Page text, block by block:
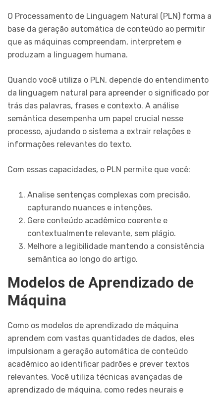
O Processamento de Linguagem Natural (PLN) forma a
base da geração automática de conteúdo ao permitir
que as máquinas compreendam, interpretem e
produzam a linguagem humana.
Quando você utiliza o PLN, depende do entendimento
da linguagem natural para apreender o significado por
trás das palavras, frases e contexto. A análise
semântica desempenha um papel crucial nesse
processo, ajudando o sistema a extrair relações e
informações relevantes do texto.
Com essas capacidades, o PLN permite que você:
Analise sentenças complexas com precisão,
capturando nuances e intenções.
Gere conteúdo acadêmico coerente e
contextualmente relevante, sem plágio.
Melhore a legibilidade mantendo a consistência
semântica ao longo do artigo.
Modelos de Aprendizado de
Máquina
Como os modelos de aprendizado de máquina
aprendem com vastas quantidades de dados, eles
impulsionam a geração automática de conteúdo
acadêmico ao identificar padrões e prever textos
relevantes. Você utiliza técnicas avançadas de
aprendizado de máquina, como redes neurais e